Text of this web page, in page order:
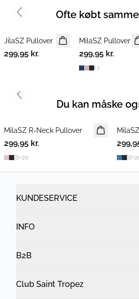
Ofte købt
NYHED
2 FOR 500 DKK
JilaSZ Pullover
299,95 kr.
NYHED
2 FOR 500 DKK
MilaSZ Pullover
299,95 kr.
+2
Previous slide
Du kan måske
NYHED
2 FOR 500 DKK
MilaSZ R-Neck Pullover
299,95 kr.
+20
NYHED
2 FOR
+
Previous slide
KUNDESERVICE
INFO
B2B
Club Saint Tropez